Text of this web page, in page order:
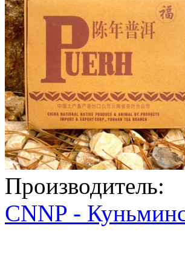
Производитель:
CNNP -